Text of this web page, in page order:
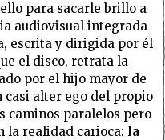
para sacarle brillo a
audiovisual integrada
escrita y dirigida por él
el disco, retrata la
por el hijo mayor de
casi alter ego del propio
caminos paralelos pero
la realidad carioca: la